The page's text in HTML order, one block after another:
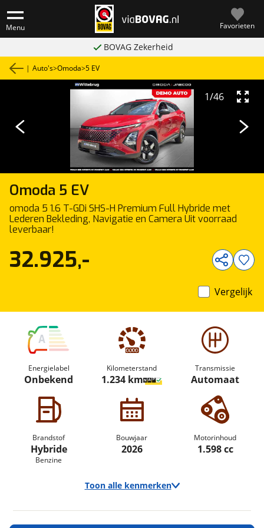
Menu Favorieten
BOVAG Zekerheid
| Auto's>Omoda>5 EV
Omoda 5 EV
omoda 5 1.6 T-GDi SHS-H Premium Full Hybride met
Lederen Bekleding, Navigatie en Camera Uit voorraad
leverbaar!
1/46
A
Energielabel
Onbekend
Kilometerstand
1.234 km
Transmissie
Automaat
Brandstof
Hybride
Benzine
Bouwjaar
2026
Motorinhoud
1.598 cc
Toon alle kenmerken
32.925,-
Vergelijk